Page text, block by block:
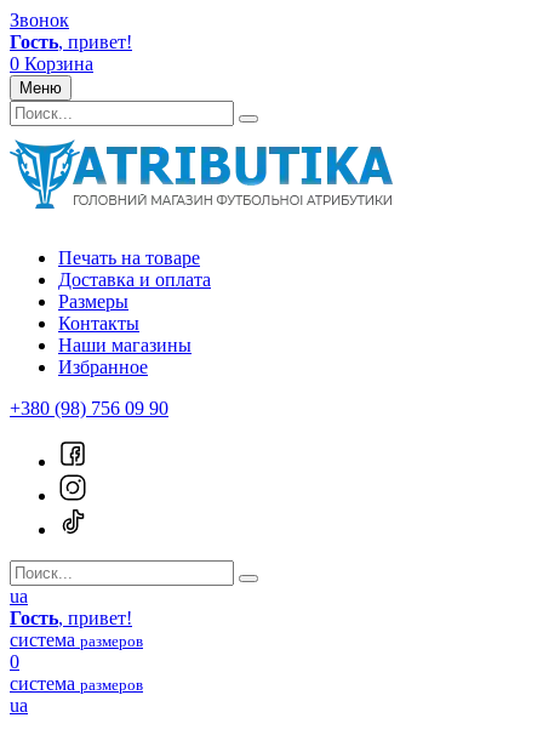
Звонок
Гость, привет!
0 Корзина
Меню
Печать на товаре
Доставка и оплата
Размеры
Контакты
Наши магазины
Избранное
+380 (98) 756 09 90
ua
Гость, привет!
система размеров
0
система размеров
ua